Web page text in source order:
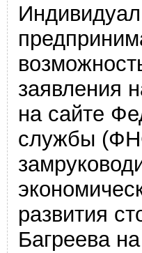
заявления
на сайте
службы
развития
Багреева